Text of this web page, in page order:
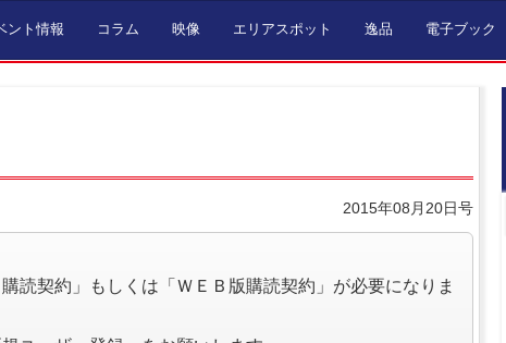
ント情報 コラム 映像 エリアスポット 逸品 電子ブック
2015年08月20日号
読契約」もしくは「ＷＥＢ版購読契約」が必要になりま